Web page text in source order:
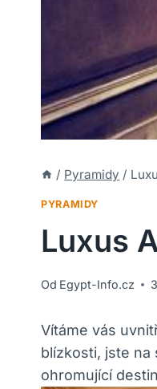
/ Pyramidy /
PYRAMIDY
Luxus
Od Egypt-Info.cz
Vítáme vás
blízkosti, jste na
ohromující